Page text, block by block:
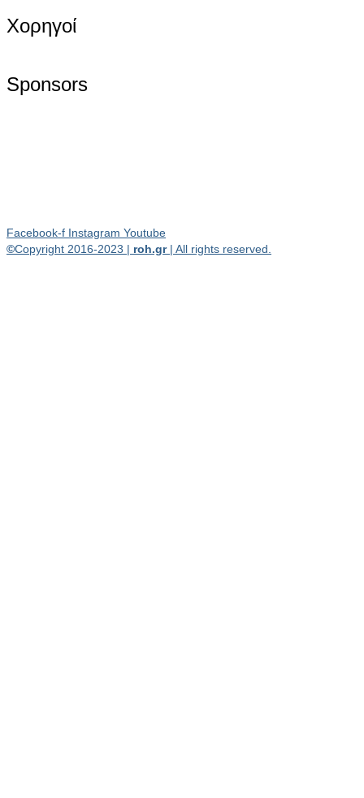
Χορηγοί
Sponsors
Facebook-f Instagram Youtube
©Copyright 2016-2023 | roh.gr | All rights reserved.